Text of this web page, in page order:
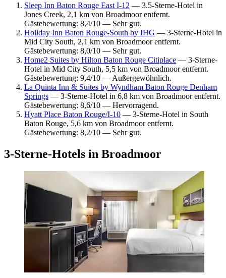
Sleep Inn Baton Rouge East I-12 — 3.5-Sterne-Hotel in
Jones Creek, 2,1 km von Broadmoor entfernt.
Gästebewertung: 8,4/10 — Sehr gut.
Holiday Inn Baton Rouge-South by IHG — 3-Sterne-Hotel in
Mid City South, 2,1 km von Broadmoor entfernt.
Gästebewertung: 8,0/10 — Sehr gut.
Home2 Suites by Hilton Baton Rouge Citiplace — 3-Sterne-
Hotel in Mid City South, 5,5 km von Broadmoor entfernt.
Gästebewertung: 9,4/10 — Außergewöhnlich.
La Quinta Inn & Suites by Wyndham Baton Rouge Denham
Springs — 3-Sterne-Hotel in 6,8 km von Broadmoor entfernt.
Gästebewertung: 8,6/10 — Hervorragend.
Hyatt Place Baton Rouge/I-10 — 3-Sterne-Hotel in South
Baton Rouge, 5,6 km von Broadmoor entfernt.
Gästebewertung: 8,2/10 — Sehr gut.
3-Sterne-Hotels in Broadmoor